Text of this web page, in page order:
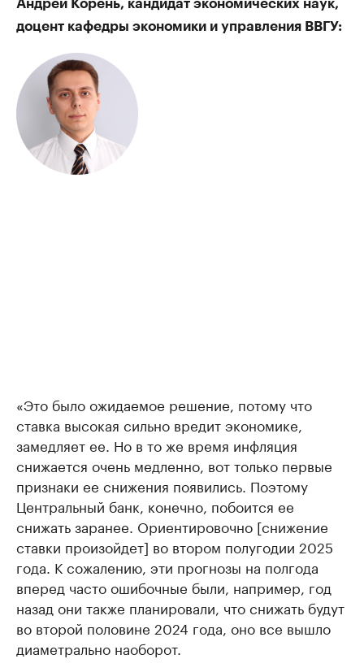
Андрей Корень, кандидат экономических наук,
доцент кафедры экономики и управления ВВГУ:
«Это было ожидаемое решение, потому что
ставка высокая сильно вредит экономике,
замедляет ее. Но в то же время инфляция
снижается очень медленно, вот только первые
признаки ее снижения появились. Поэтому
Центральный банк, конечно, побоится ее
снижать заранее. Ориентировочно [снижение
ставки произойдет] во втором полугодии 2025
года. К сожалению, эти прогнозы на полгода
вперед часто ошибочные были, например, год
назад они также планировали, что снижать будут
во второй половине 2024 года, оно все вышло
диаметрально наоборот.